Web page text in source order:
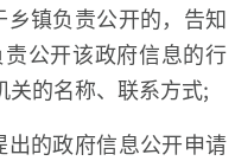
镇负责公开的，告知
公开该政府信息的行
关的名称、联系方式;
的政府信息公开申请